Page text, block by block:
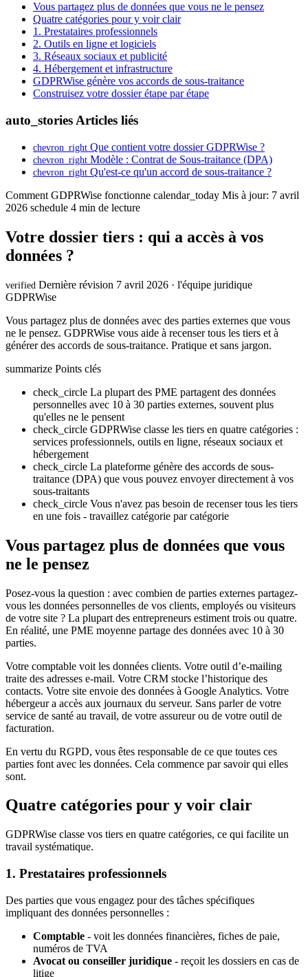
Vous partagez plus de données que vous ne le pensez
Quatre catégories pour y voir clair
1. Prestataires professionnels
2. Outils en ligne et logiciels
3. Réseaux sociaux et publicité
4. Hébergement et infrastructure
GDPRWise génère vos accords de sous-traitance
Construisez votre dossier étape par étape
auto_stories Articles liés
chevron_right Que contient votre dossier GDPRWise ?
chevron_right Modèle : Contrat de Sous-traitance (DPA)
chevron_right Qu'est-ce qu'un accord de sous-traitance ?
Comment GDPRWise fonctionne calendar_today Mis à jour: 7 avril
2026 schedule 4 min de lecture
Votre dossier tiers : qui a accès à vos
données ?
verified Dernière révision 7 avril 2026 · l'équipe juridique
GDPRWise
Vous partagez plus de données avec des parties externes que vous
ne le pensez. GDPRWise vous aide à recenser tous les tiers et à
générer des accords de sous-traitance. Pratique et sans jargon.
summarize Points clés
check_circle La plupart des PME partagent des données
personnelles avec 10 à 30 parties externes, souvent plus
qu'elles ne le pensent
check_circle GDPRWise classe les tiers en quatre catégories :
services professionnels, outils en ligne, réseaux sociaux et
hébergement
check_circle La plateforme génère des accords de sous-
traitance (DPA) que vous pouvez envoyer directement à vos
sous-traitants
check_circle Vous n'avez pas besoin de recenser tous les tiers
en une fois - travaillez catégorie par catégorie
Vous partagez plus de données que vous
ne le pensez
Posez-vous la question : avec combien de parties externes partagez-
vous les données personnelles de vos clients, employés ou visiteurs
de votre site ? La plupart des entrepreneurs estiment trois ou quatre.
En réalité, une PME moyenne partage des données avec 10 à 30
parties.
Votre comptable voit les données clients. Votre outil d’e-mailing
traite des adresses e-mail. Votre CRM stocke l’historique des
contacts. Votre site envoie des données à Google Analytics. Votre
hébergeur a accès aux journaux du serveur. Sans parler de votre
service de santé au travail, de votre assureur ou de votre outil de
facturation.
En vertu du RGPD, vous êtes responsable de ce que toutes ces
parties font avec les données. Cela commence par savoir qui elles
sont.
Quatre catégories pour y voir clair
GDPRWise classe vos tiers en quatre catégories, ce qui facilite un
travail systématique.
1. Prestataires professionnels
Des parties que vous engagez pour des tâches spécifiques
impliquant des données personnelles :
Comptable - voit les données financières, fiches de paie,
numéros de TVA
Avocat ou conseiller juridique - reçoit les dossiers en cas de
litige